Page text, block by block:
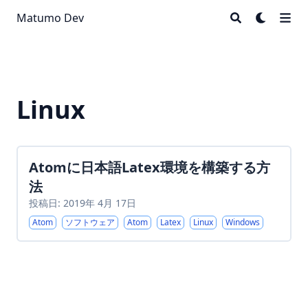
Matumo Dev
Linux
Atomに日本語Latex環境を構築する方
法
投稿日: 2019年 4月 17日
Atom ソフトウェア Atom Latex Linux Windows